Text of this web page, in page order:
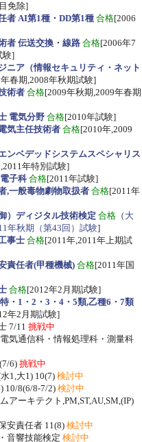
免除]
者 AI第1種・DD第1種合格[2006
者 伝送交換・線路 合格[2006年7
験]
ニア（情報セキュリティ・ネット
春期,2008年秋期試験]
術者 合格[2009年秋期,2009年春期
電気分野合格[2010年試験]
気主任技術者 合格[2010年,2009
ンベデッドシステムスペシャリス
年特別試験]
子科 合格[2011年試験]
,一般毒物劇物取扱者 合格[2011年
）ディジタル技術検定 合格 （ 大
年秋期（第43回）試験]
事士 合格[2011年,2011年上期試
責任者(甲種機械) 合格[2011年国
合格[2012年2月期試験]
・1・2・3・4・5類,乙種6・7類
年2月期試験]
7/11 挑戦中
気通信科・情報処理科・測量科
6) 挑戦中
1,大1) 10(7)検討中
10/8(6/8-7/2)検討中
アーキテクト,PM,ST,AU,SM,(IP)
安責任者 11(8)検討中
音響技能検定 検討中